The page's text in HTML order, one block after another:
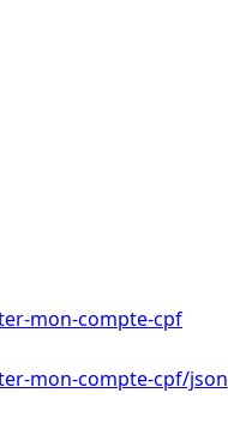
mon-compte-cpf
mon-compte-cpf/json